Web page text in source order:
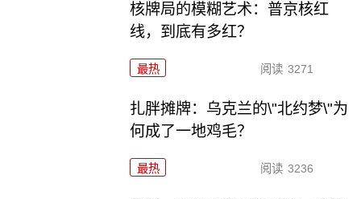
核牌局的模糊艺术：普京核红
线，到底有多红？
最热 阅读 3271
扎胖摊牌：乌克兰的\"北约梦\"为
何成了一地鸡毛？
最热 阅读 3236